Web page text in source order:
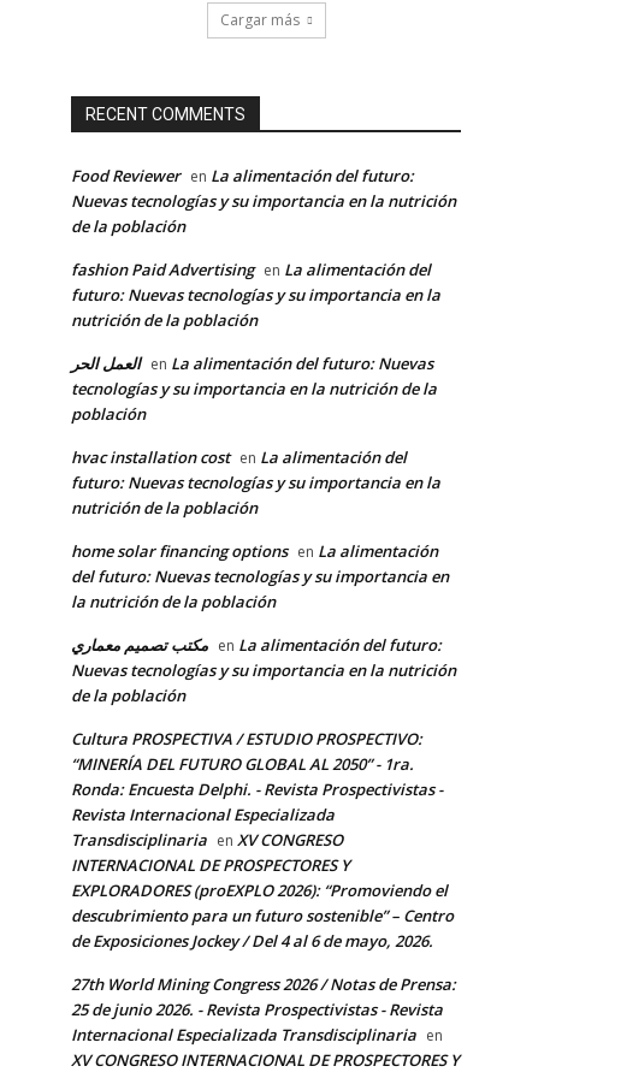
Cargar más
RECENT COMMENTS
Food Reviewer en La alimentación del futuro:
Nuevas tecnologías y su importancia en la nutrición
de la población
fashion Paid Advertising en La alimentación del
futuro: Nuevas tecnologías y su importancia en la
nutrición de la población
العمل الحر en La alimentación del futuro: Nuevas
tecnologías y su importancia en la nutrición de la
población
hvac installation cost en La alimentación del
futuro: Nuevas tecnologías y su importancia en la
nutrición de la población
home solar financing options en La alimentación
del futuro: Nuevas tecnologías y su importancia en
la nutrición de la población
مكتب تصميم معماري en La alimentación del futuro:
Nuevas tecnologías y su importancia en la nutrición
de la población
Cultura PROSPECTIVA / ESTUDIO PROSPECTIVO:
“MINERÍA DEL FUTURO GLOBAL AL 2050” - 1ra.
Ronda: Encuesta Delphi. - Revista Prospectivistas -
Revista Internacional Especializada
Transdisciplinaria en XV CONGRESO
INTERNACIONAL DE PROSPECTORES Y
EXPLORADORES (proEXPLO 2026): “Promoviendo el
descubrimiento para un futuro sostenible” – Centro
de Exposiciones Jockey / Del 4 al 6 de mayo, 2026.
27th World Mining Congress 2026 / Notas de Prensa:
25 de junio 2026. - Revista Prospectivistas - Revista
Internacional Especializada Transdisciplinaria en
XV CONGRESO INTERNACIONAL DE PROSPECTORES Y